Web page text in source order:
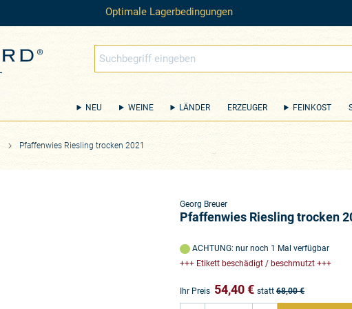
Optimale Lagerbedingungen
NEU WEINE LÄNDER ERZEUGER FEINKOST
Pfaffenwies Riesling trocken 2021
Georg Breuer
Pfaffenwies Riesling trocken
ACHTUNG: nur noch 1 Mal verfügbar
+++ Etikett beschädigt / beschmutzt +++
Ihr Preis 54,40€ statt 68,00€